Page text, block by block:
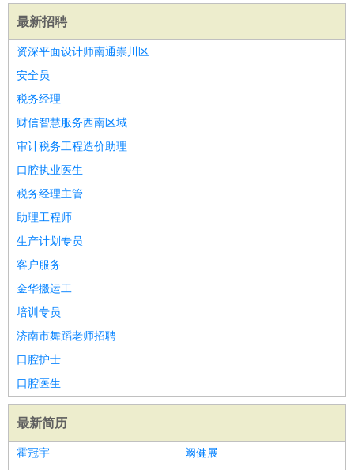
最新招聘
资深平面设计师南通崇川区
安全员
税务经理
财信智慧服务西南区域
审计税务工程造价助理
口腔执业医生
税务经理主管
助理工程师
生产计划专员
客户服务
金华搬运工
培训专员
济南市舞蹈老师招聘
口腔护士
口腔医生
最新简历
霍冠宇 阚健展